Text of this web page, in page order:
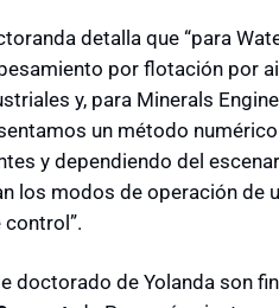
detalla que “para
por flotación por
y, para Minerals
un método
y dependiendo del
los modos de operación de
doctorado de Yolanda son